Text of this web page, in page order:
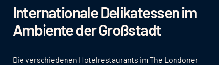
Internationale Delikatessen im
Ambiente der Großstadt
Die verschiedenen Hotelrestaurants im The Londoner